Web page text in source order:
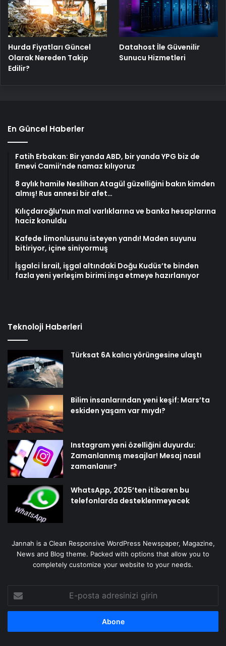
Hurda Fiyatları Güncel
Olarak Nereden Takip
Edilir?
Datahost İle Güvenilir
Sunucu Hizmetleri
En Güncel Haberler
Fatih Erbakan: Bir yanda ABD, bir yanda YPG biz de
Emevi Camii’nde namaz kılıyoruz
8 aylık hamile Neslihan Atagül güzelliğini bakın kimden
almış! Rus annesi bir afet…
Kılıçdaroğlu’nun mal varlıklarına ve banka hesaplarına
haciz konuldu
Kafede limonlusunu isteyen yandı! Maden suyunu
bitiriyor, içine siniyormuş
İşgalci İsrail, işgal altındaki Doğu Kudüs’te binden
fazla yeni yerleşim birimi inşa etmeye hazırlanıyor
Teknoloji Haberleri
Türksat 6A kalıcı yörüngesine ulaştı
Bilim insanlarından yeni keşif: Mars’ta
eskiden yaşam var mıydı?
Instagram yeni özelliğini duyurdu:
Zamanlanmış mesajlar! Mesaj nasıl
zamanlanır?
WhatsApp, 2025’ten itibaren bu
telefonlarda desteklenmeyecek
Jannah is a Clean Responsive WordPress Newspaper, Magazine,
News and Blog theme. Packed with options that allow you to
completely customize your website to your needs.
posta
adresinizi